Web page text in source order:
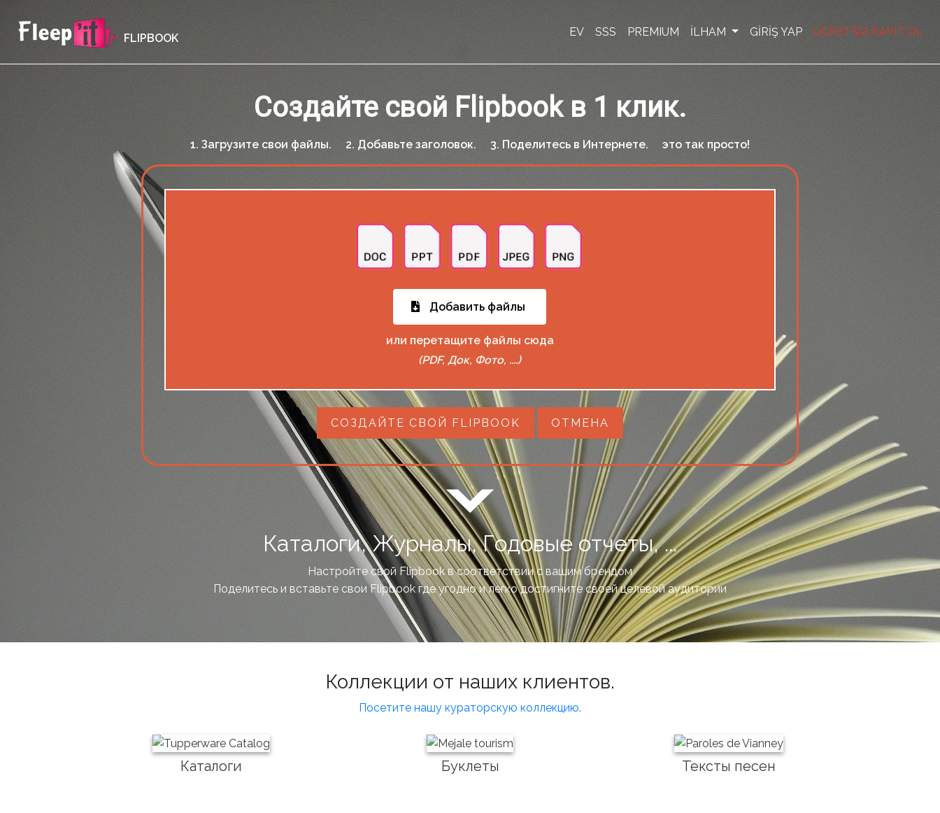
FLIPBOOK EV SSS PREMIUM İLHAM GİRİŞ YAP ÜCRETSİZ KAYIT OL
Создайте свой Flipbook в 1 клик.
1. Загрузите свои файлы. 2. Добавьте заголовок. 3. Поделитесь в Интернете. это так просто!
Добавить файлы
или перетащите файлы сюда
(PDF, Док, Фото, ....)
СОЗДАЙТЕ СВОЙ FLIPBOOK ОТМЕНА
Каталоги, Журналы, Годовые отчеты, ...
Настройте свой Flipbook в соответствии с вашим брендом
Поделитесь и вставьте свои Flipbook где угодно и легко достигните своей целевой аудитории
Коллекции от наших клиентов.
Посетите нашу кураторскую коллекцию.
Каталоги Буклеты Тексты песен